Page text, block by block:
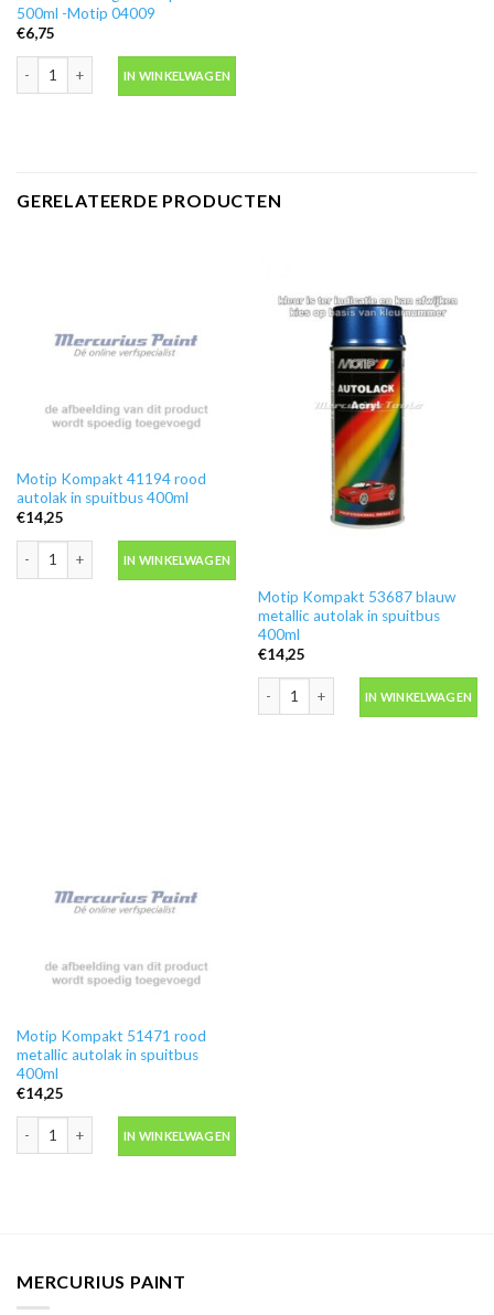
500ml -Motip 04009
€6,75
Blanke lak hooglans in spuitbus 500ml -Motip 04009 aantal
IN WINKELWAGEN
GERELATEERDE PRODUCTEN
Motip Kompakt 41194 rood
autolak in spuitbus 400ml
€14,25
Motip Kompakt 41194 rood autolak in spuitbus 400ml aantal
IN WINKELWAGEN
Motip Kompakt 53687 blauw
metallic autolak in spuitbus
400ml
€14,25
Motip Kompakt 53687 blauw
IN WINKELWAGEN
Motip Kompakt 51471 rood
metallic autolak in spuitbus
400ml
€14,25
Motip Kompakt 51471 rood metallic autolak in spuitbus 400ml aantal
IN WINKELWAGEN
MERCURIUS PAINT